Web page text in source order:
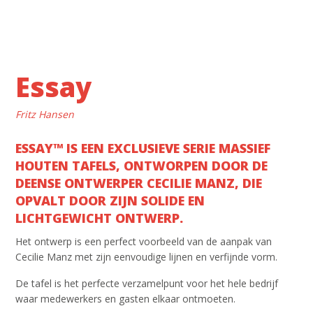
Essay
Fritz Hansen
ESSAY™ IS EEN EXCLUSIEVE SERIE MASSIEF
HOUTEN TAFELS, ONTWORPEN DOOR DE
DEENSE ONTWERPER CECILIE MANZ, DIE
OPVALT DOOR ZIJN SOLIDE EN
LICHTGEWICHT ONTWERP.
Het ontwerp is een perfect voorbeeld van de aanpak van
Cecilie Manz met zijn eenvoudige lijnen en verfijnde vorm.
De tafel is het perfecte verzamelpunt voor het hele bedrijf
waar medewerkers en gasten elkaar ontmoeten.